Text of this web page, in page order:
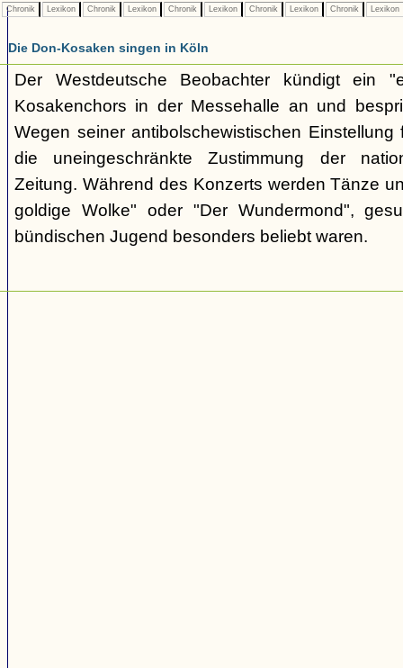
Chronik Lexikon Chronik Lexikon Chronik Lexikon Chronik Lexikon Chronik Lexikon
Die Don-Kosaken singen in Köln
Der Westdeutsche Beobachter kündigt ein
Kosakenchors in der Messehalle an und
Wegen seiner antibolschewistischen
die uneingeschränkte Zustimmung der
Zeitung. Während des Konzerts werden Tänze
goldige Wolke" oder "Der Wundermond",
bündischen Jugend besonders beliebt waren.